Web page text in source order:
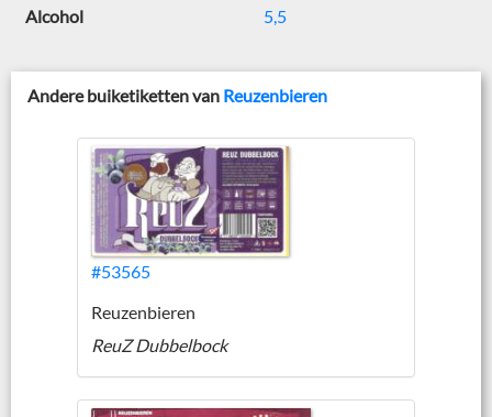
Alcohol 5,5
Andere buiketiketten van Reuzenbieren
#53565
Reuzenbieren
ReuZ Dubbelbock